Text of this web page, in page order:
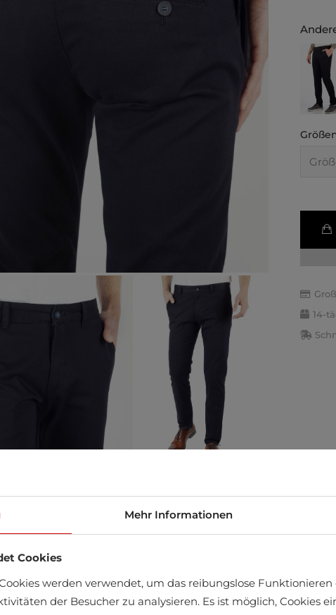
14-
finden
Mehr Informationen
Cookies
werden verwendet, um das reibungslose Funktionieren
der Besucher zu analysieren. Es ist möglich, Cookies